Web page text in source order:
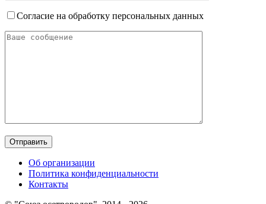
Согласие на обработку персональных данных
Об организации
Политика конфиденциальности
Контакты